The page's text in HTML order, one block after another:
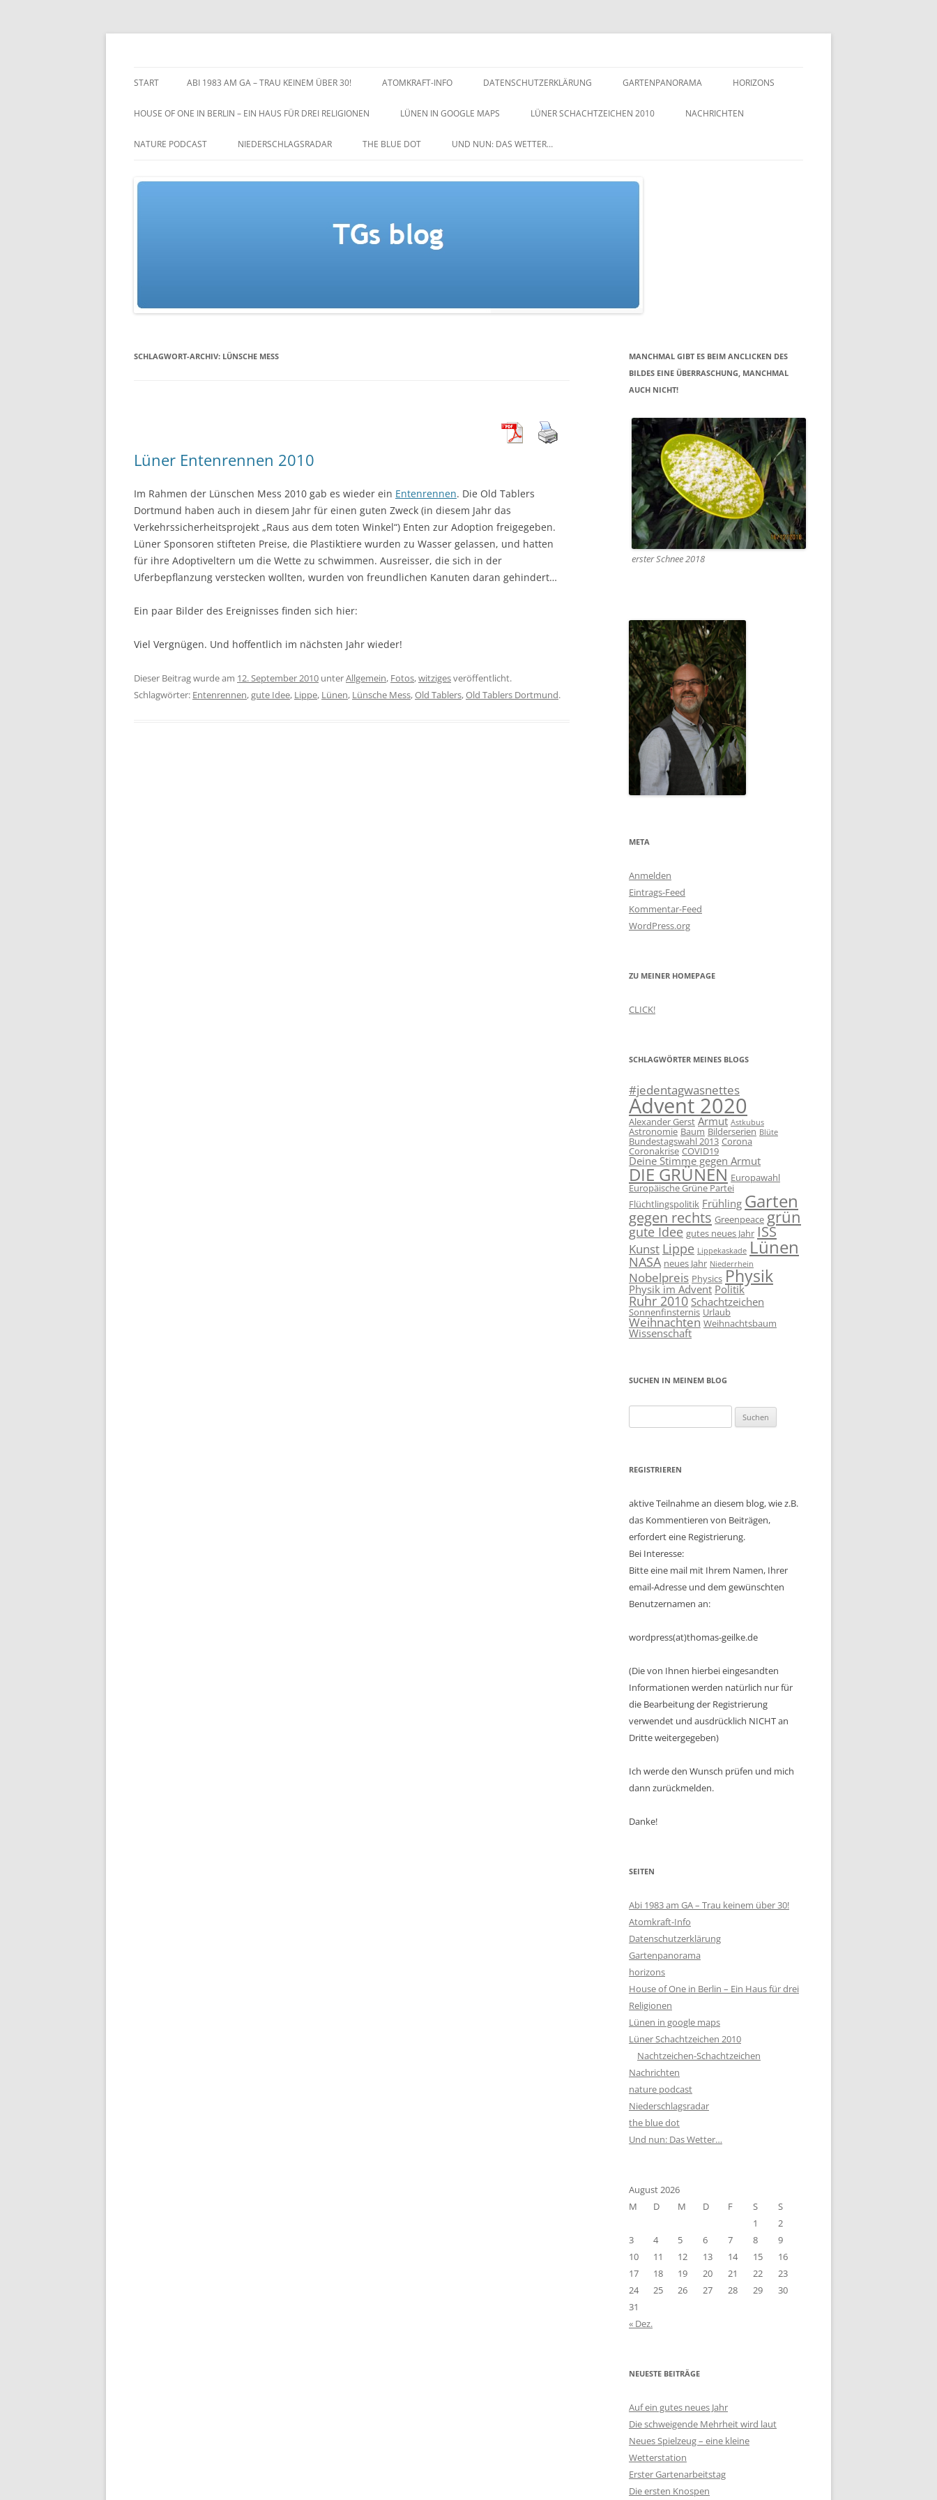
Zum
START ABI 1983 AM GA – TRAU KEINEM ÜBER 30! ATOMKRAFT-INFO DATENSCHUTZERKLÄRUNG GARTENPANORAMA HORIZONS
HOUSE OF ONE IN BERLIN – EIN HAUS FÜR DREI RELIGIONEN LÜNEN IN GOOGLE MAPS LÜNER SCHACHTZEICHEN 2010
NACHTZEICHEN-SCHACHTZEICHEN
NACHRICHTEN
NATURE PODCAST NIEDERSCHLAGSRADAR THE BLUE DOT UND NUN: DAS WETTER…
SCHLAGWORT-ARCHIV: LÜNSCHE MESS
Lüner Entenrennen 2010
Im Rahmen der Lünschen Mess 2010 gab es wieder ein Entenrennen. Die Old Tablers
Dortmund haben auch in diesem Jahr für einen guten Zweck (in diesem Jahr das
Verkehrssicherheitsprojekt „Raus aus dem toten Winkel“) Enten zur Adoption freigegeben.
Lüner Sponsoren stifteten Preise, die Plastiktiere wurden zu Wasser gelassen, und hatten
für ihre Adoptiveltern um die Wette zu schwimmen. Ausreisser, die sich in der
Uferbepflanzung verstecken wollten, wurden von freundlichen Kanuten daran gehindert…
Ein paar Bilder des Ereignisses finden sich hier:
Viel Vergnügen. Und hoffentlich im nächsten Jahr wieder!
Dieser Beitrag wurde am 12. September 2010 unterAllgemein, Fotos,witzigesveröffentlicht.
Schlagwörter: Entenrennen,gute Idee, Lippe, Lünen, Lünsche Mess,Old Tablers,Old Tablers Dortmund.
MANCHMAL GIBT ES BEIM ANCLICKEN DES
BILDES EINE ÜBERRASCHUNG, MANCHMAL
AUCH NICHT!
erster Schnee 2018
META
Anmelden
Eintrags-Feed
Kommentar-Feed
WordPress.org
ZU MEINER HOMEPAGE
CLICK!
SCHLAGWÖRTER MEINES BLOGS
#jedentagwasnettes
Advent 2020
Alexander Gerst Armut Astkubus
Astronomie Baum Bilderserien Blüte
Bundestagswahl 2013 Corona
Coronakrise COVID19
Deine Stimme gegen Armut
DIE GRÜNEN Europawahl
Europäische Grüne Partei
Flüchtlingspolitik Frühling Garten
gegen rechts Greenpeace grün
gute Idee gutes neues Jahr ISS
Kunst Lippe Lippekaskade Lünen
NASA neues Jahr Niederrhein
Nobelpreis Physics Physik
Physik im Advent Politik
Ruhr 2010 Schachtzeichen
Sonnenfinsternis Urlaub
Weihnachten Weihnachtsbaum
Wissenschaft
SUCHEN IN MEINEM BLOG
nach:
REGISTRIEREN
aktive Teilnahme an diesem blog, wie z.B.
das Kommentieren von Beiträgen,
erfordert eine Registrierung.
Bei Interesse:
Bitte eine mail mit Ihrem Namen, Ihrer
email-Adresse und dem gewünschten
Benutzernamen an:
wordpress(at)thomas-geilke.de
(Die von Ihnen hierbei eingesandten
Informationen werden natürlich nur für
die Bearbeitung der Registrierung
verwendet und ausdrücklich NICHT an
Dritte weitergegeben)
Ich werde den Wunsch prüfen und mich
dann zurückmelden.
Danke!
SEITEN
Abi 1983 am GA – Trau keinem über 30!
Atomkraft-Info
Datenschutzerklärung
Gartenpanorama
horizons
House of One in Berlin – Ein Haus für drei
Religionen
Lünen in google maps
Lüner Schachtzeichen 2010
Nachtzeichen-Schachtzeichen
Nachrichten
nature podcast
Niederschlagsradar
the blue dot
Und nun: Das Wetter…
August 2026
M
D M D F S
S
1
2
3
4 5 6 7 8
9
10
11 12 13 14 15
16
17
18 19 20 21 22
23
24
25 26 27 28 29
30
31
« Dez.
NEUESTE BEITRÄGE
Auf ein gutes neues Jahr
Die schweigende Mehrheit wird laut
Neues Spielzeug – eine kleine
Wetterstation
Erster Gartenarbeitstag
Die ersten Knospen